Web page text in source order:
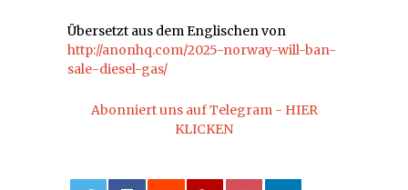
Übersetzt aus dem Englischen von
http://anonhq.com/2025-norway-will-ban-
sale-diesel-gas/
Abonniert uns auf Telegram - HIER
KLICKEN